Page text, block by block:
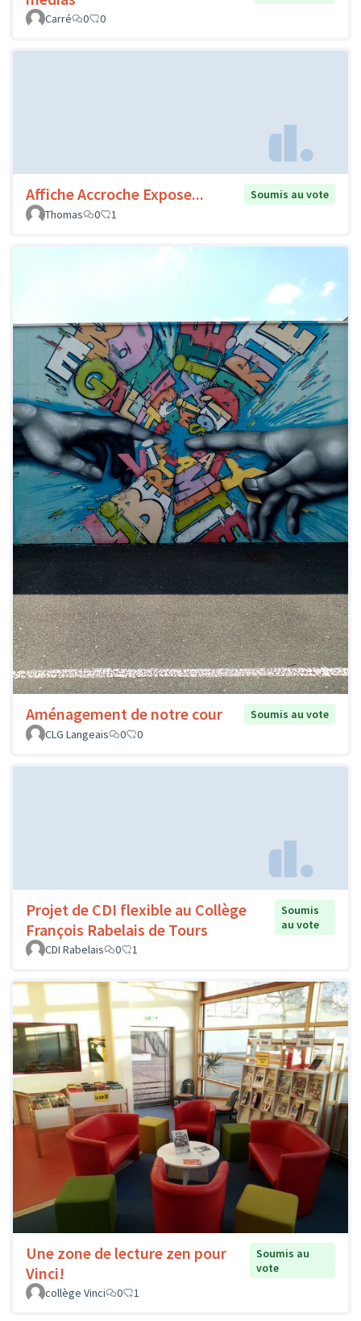
Carré
0 0
Affiche Accroche Expose...
Soumis au vote
Thomas
0 1
Aménagement de notre cour
Soumis au vote
CLG Langeais
0 0
Projet de CDI flexible au Collège
François Rabelais de Tours
Soumis
au vote
CDI Rabelais
0 1
Une zone de lecture zen pour
Vinci!
Soumis au
vote
collège Vinci
0 1